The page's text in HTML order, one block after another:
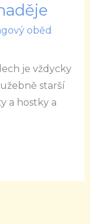
oběd
je vždycky
starší
a hostky a